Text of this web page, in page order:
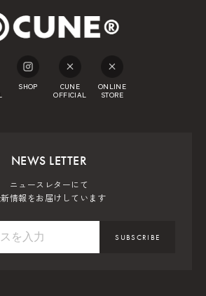
SHOP
CUNE
OFFICIAL
ONLINE
STORE
NEWS LETTER
ニュースレターにて
情報をお届けしています
SUBSCRIBE